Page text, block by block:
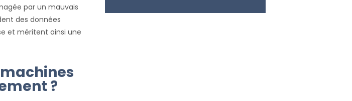
par un mauvais
des données
et méritent ainsi une
?